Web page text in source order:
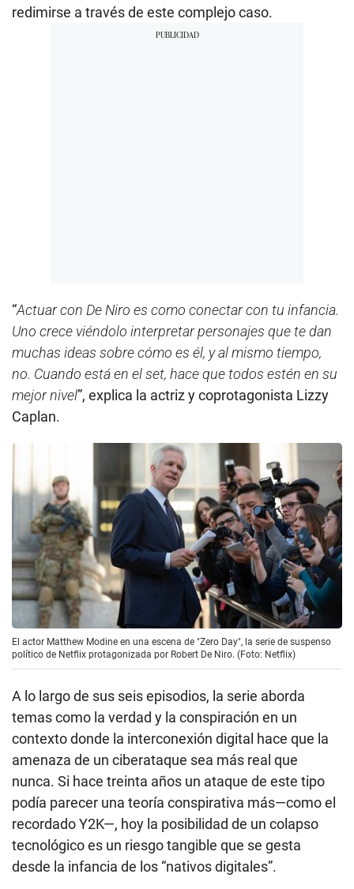
redimirse a través de este complejo caso.
“Actuar con De Niro es como conectar con tu infancia.
Uno crece viéndolo interpretar personajes que te dan
muchas ideas sobre cómo es él, y al mismo tiempo,
no. Cuando está en el set, hace que todos estén en su
mejor nivel”, explica la actriz y coprotagonista Lizzy
Caplan.
El actor Matthew Modine en una escena de "Zero Day", la serie de suspenso
político de Netflix protagonizada por Robert De Niro. (Foto: Netflix)
A lo largo de sus seis episodios, la serie aborda
temas como la verdad y la conspiración en un
contexto donde la interconexión digital hace que la
amenaza de un ciberataque sea más real que
nunca. Si hace treinta años un ataque de este tipo
podía parecer una teoría conspirativa más—como el
recordado Y2K—, hoy la posibilidad de un colapso
tecnológico es un riesgo tangible que se gesta
desde la infancia de los “nativos digitales”.